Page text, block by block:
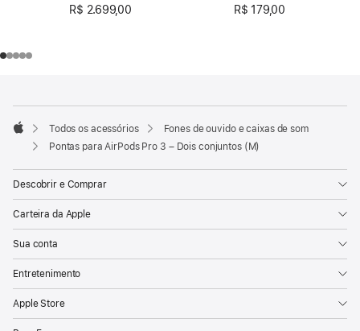
R$ 2.699,00
R$ 179,00
de
rodapé
Apple
Todos os acessórios
Fones de ouvido e caixas de som
Pontas para AirPods Pro 3 – Dois conjuntos (M)
Descobrir e Comprar
Carteira da Apple
Sua conta
Entretenimento
Apple Store